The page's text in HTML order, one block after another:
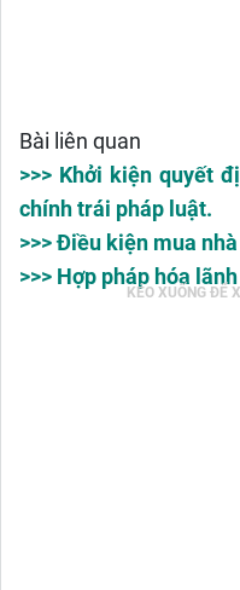
Bài liên quan
>>> Khởi kiện quyết
chính trái pháp luật.
>>> Điều kiện mua
>>> Hợp pháp hóa